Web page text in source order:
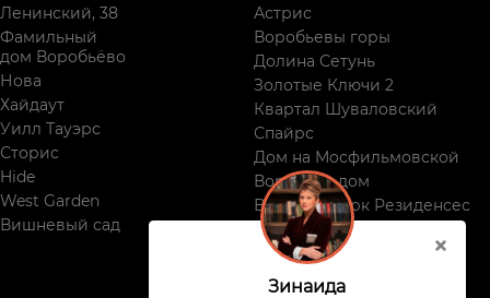
Ленинский, 38
Фамильный
дом Воробьёво
Нова
Хайдаут
Уилл Тауэрс
Сторис
Hide
West Garden
Вишневый сад
Астрис
Воробьевы горы
Долина Сетунь
Золотые Ключи 2
Квартал Шуваловский
Спайрс
Дом на Мосфильмовской
Воробьев дом
Виктори Парк Резиденсес
Поклонная, 9
Зинаида